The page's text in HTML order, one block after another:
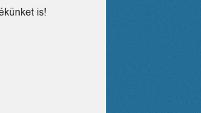
is!